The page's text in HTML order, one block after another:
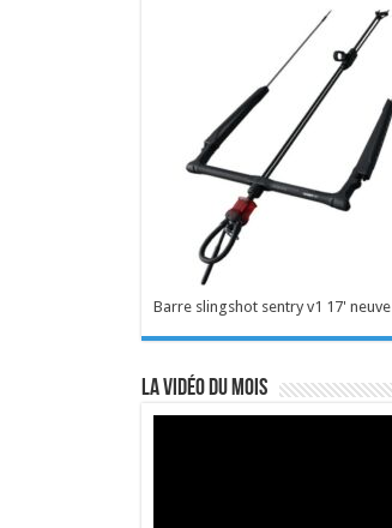
Barre slingshot sentry v1 17' neuve
La vidéo du mois